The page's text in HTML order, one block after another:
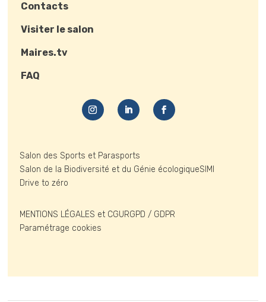
Contacts
Visiter le salon
Maires.tv
FAQ
Salon des Sports et Parasports
Salon de la Biodiversité et du Génie écologiqueSIMI
Drive to zéro
MENTIONS LÉGALES et CGURGPD / GDPR
Paramétrage cookies